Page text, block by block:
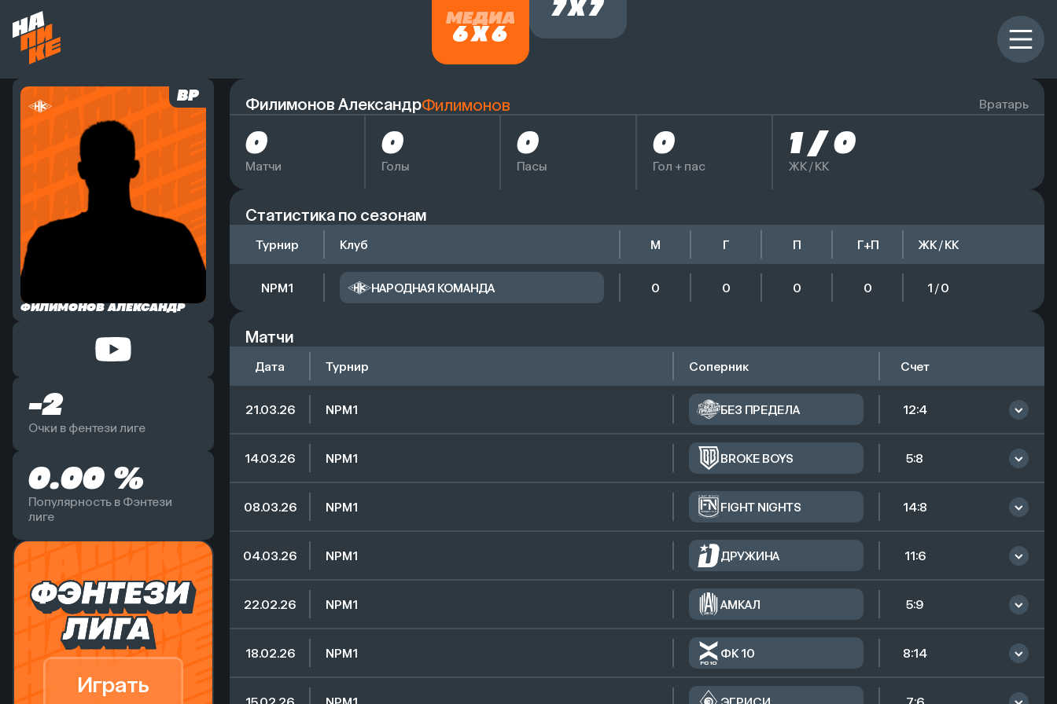
ВР
ФИЛИМОНОВ АЛЕКСАНДР
-2
Очки в фентези лиге
0.00 %
Популярность в Фэнтези
лиге
Играть
Филимонов АлександрФилимонов Вратарь
0
Матчи
0
Голы
0
Пасы
0
Гол + пас
1 / 0
ЖК / КК
Статистика по сезонам
Турнир Клуб М Г П Г+П ЖК / КК
NPM1 НАРОДНАЯ КОМАНДА 0 0 0 0 1 / 0
Матчи
Дата Турнир Соперник Счет
21.03.26 NPM1 БЕЗ ПРЕДЕЛА 12:4
Запас
14.03.26 NPM1 BROKE BOYS 5:8
Запас
08.03.26 NPM1 FIGHT NIGHTS 14:8
Запас
04.03.26 NPM1 ДРУЖИНА 11:6
Запас
22.02.26 NPM1 АМКАЛ 5:9
Запас
18.02.26 NPM1 ФК 10 8:14
Запас